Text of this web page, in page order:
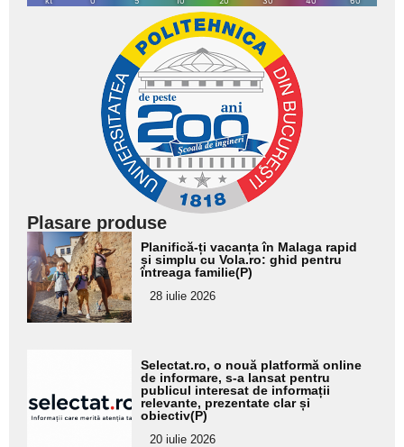
Plasare produse
Adaugă
aici textul
pentru
subtitlu
Planifică-ți vacanța în Malaga rapid
și simplu cu Vola.ro: ghid pentru
întreaga familie(P)
28 iulie 2026
pentru
subtitlu
Selectat.ro, o nouă platformă online
de informare, s-a lansat pentru
publicul interesat de informații
relevante, prezentate clar și
obiectiv(P)
20 iulie 2026